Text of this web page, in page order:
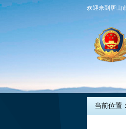
欢迎来到唐山
当前位置：